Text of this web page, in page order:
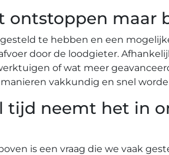
ontstoppen maar
gesteld te hebben en een
door de loodgieter.
of wat meer
vakkundig en snel
tijd neemt het in
is een vraag die we vaak